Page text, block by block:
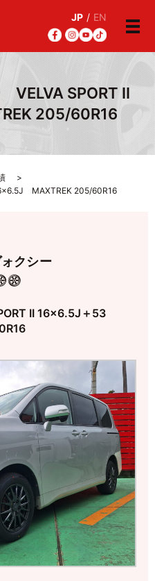
JP / EN
メ
SPORT II
205/60R16
MAXTREK 205/60R16
ォクシー
II 16×6.5J＋53